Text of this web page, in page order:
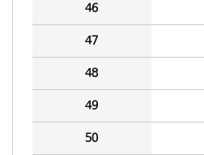
46
47
48
49
50